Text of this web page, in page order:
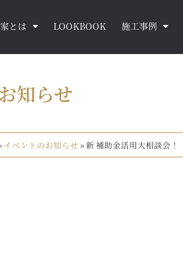
とは LOOKBOOK 施工事例
知らせ
イベントのお知らせ »新 補助金活用大相談会！